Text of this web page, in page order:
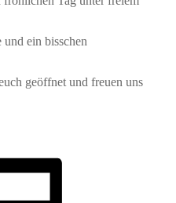
ein bisschen
geöffnet und freuen uns